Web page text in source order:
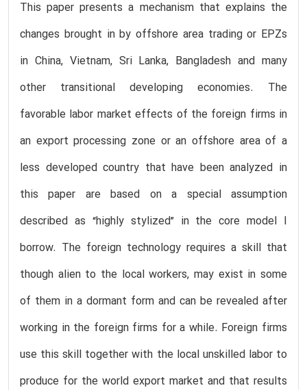
This paper presents a mechanism that explains the
changes brought in by offshore area trading or EPZs
in China, Vietnam, Sri Lanka, Bangladesh and many
other transitional developing economies. The
favorable labor market effects of the foreign firms in
an export processing zone or an offshore area of a
less developed country that have been analyzed in
this paper are based on a special assumption
described as “highly stylized” in the core model I
borrow. The foreign technology requires a skill that
though alien to the local workers, may exist in some
of them in a dormant form and can be revealed after
working in the foreign firms for a while. Foreign firms
use this skill together with the local unskilled labor to
produce for the world export market and that results